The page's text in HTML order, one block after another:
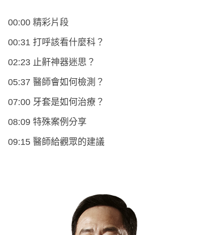
00:00 精彩片段
00:31 打呼該看什麼科？
02:23 止鼾神器迷思？
05:37 醫師會如何檢測？
07:00 牙套是如何治療？
08:09 特殊案例分享
09:15 醫師給觀眾的建議